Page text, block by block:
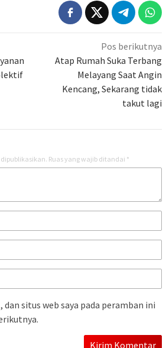
Pos berikutnya
Atap Rumah Suka Terbang
Melayang Saat Angin
Kencang, Sekarang tidak
takut lagi
Ruas yang wajib ditandai *
situs web saya pada peramban ini